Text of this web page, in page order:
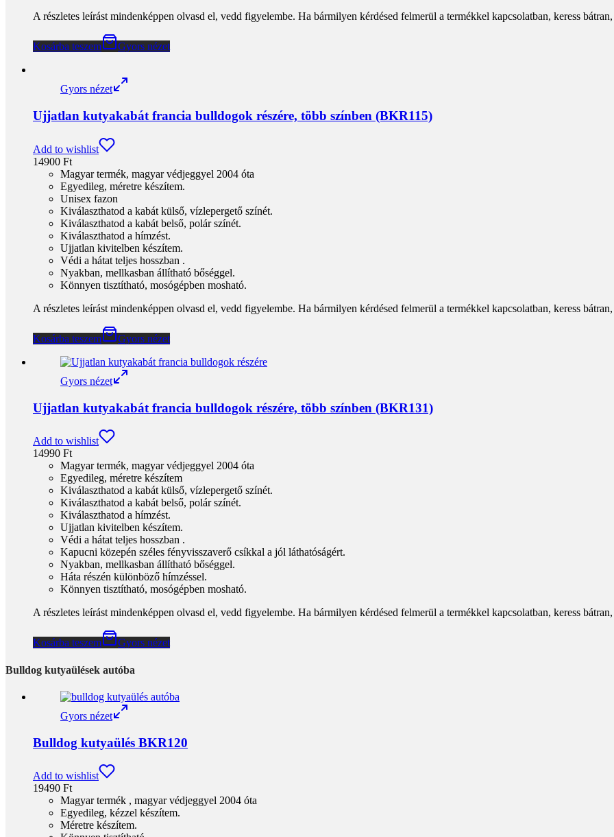
A részletes leírást mindenképpen olvasd el, vedd figyelembe. Ha bármilyen kérdésed felmerül a termékkel kapcsolatban, keress
Kosárba teszem Gyors nézet
Gyors nézet
Ujjatlan kutyakabát francia bulldogok részére, több színben (BKR115)
Add to wishlist
14900 Ft
Magyar termék, magyar védjeggyel 2004 óta
Egyedileg, méretre készítem.
Unisex fazon
Kiválaszthatod a kabát külső, vízlepergető színét.
Kiválaszthatod a kabát belső, polár színét.
Kiválaszthatod a hímzést.
Ujjatlan kivitelben készítem.
Védi a hátat teljes hosszban .
Nyakban, mellkasban állítható bőséggel.
Könnyen tisztítható, mosógépben mosható.
A részletes leírást mindenképpen olvasd el, vedd figyelembe. Ha bármilyen kérdésed felmerül a termékkel kapcsolatban, keress
Kosárba teszem Gyors nézet
Gyors nézet
Ujjatlan kutyakabát francia bulldogok részére, több színben (BKR131)
Add to wishlist
14990 Ft
Magyar termék, magyar védjeggyel 2004 óta
Egyedileg, méretre készítem
Kiválaszthatod a kabát külső, vízlepergető színét.
Kiválaszthatod a kabát belső, polár színét.
Kiválaszthatod a hímzést.
Ujjatlan kivitelben készítem.
Védi a hátat teljes hosszban .
Kapucni közepén széles fényvisszaverő csíkkal a jól láthatóságért.
Nyakban, mellkasban állítható bőséggel.
Háta részén különböző hímzéssel.
Könnyen tisztítható, mosógépben mosható.
A részletes leírást mindenképpen olvasd el, vedd figyelembe. Ha bármilyen kérdésed felmerül a termékkel kapcsolatban, keress
Kosárba teszem Gyors nézet
Bulldog kutyaülések autóba
Gyors nézet
Bulldog kutyaülés BKR120
Add to wishlist
19490 Ft
Magyar termék , magyar védjeggyel 2004 óta
Egyedileg, kézzel készítem.
Méretre készítem.